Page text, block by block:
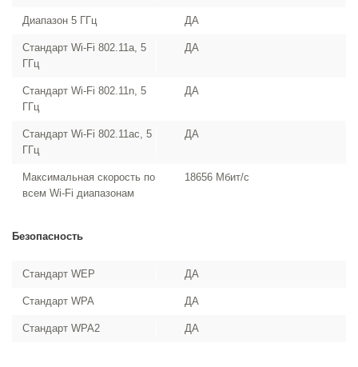
Диапазон 5 ГГц ДА
Стандарт Wi-Fi 802.11a, 5
ГГц
ДА
Стандарт Wi-Fi 802.11n, 5
ГГц
ДА
Стандарт Wi-Fi 802.11ac, 5
ГГц
ДА
Максимальная скорость по
всем Wi-Fi диапазонам
18656 Мбит/с
Безопасность
Стандарт WEP ДА
Стандарт WPA ДА
Стандарт WPA2 ДА